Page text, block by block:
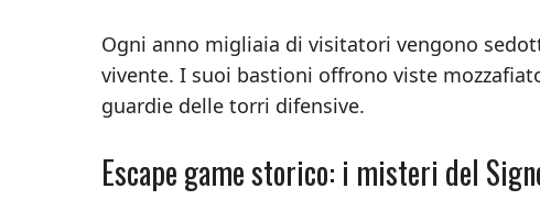
Ogni anno migliaia di visitatori vengono
vivente. I suoi bastioni offrono viste
guardie delle torri difensive.
Escape game storico: i misteri del